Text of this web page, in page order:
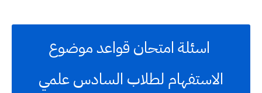
اسئلة امتحان قواعد موضوع
الاستفهام لطلاب السادس علمي